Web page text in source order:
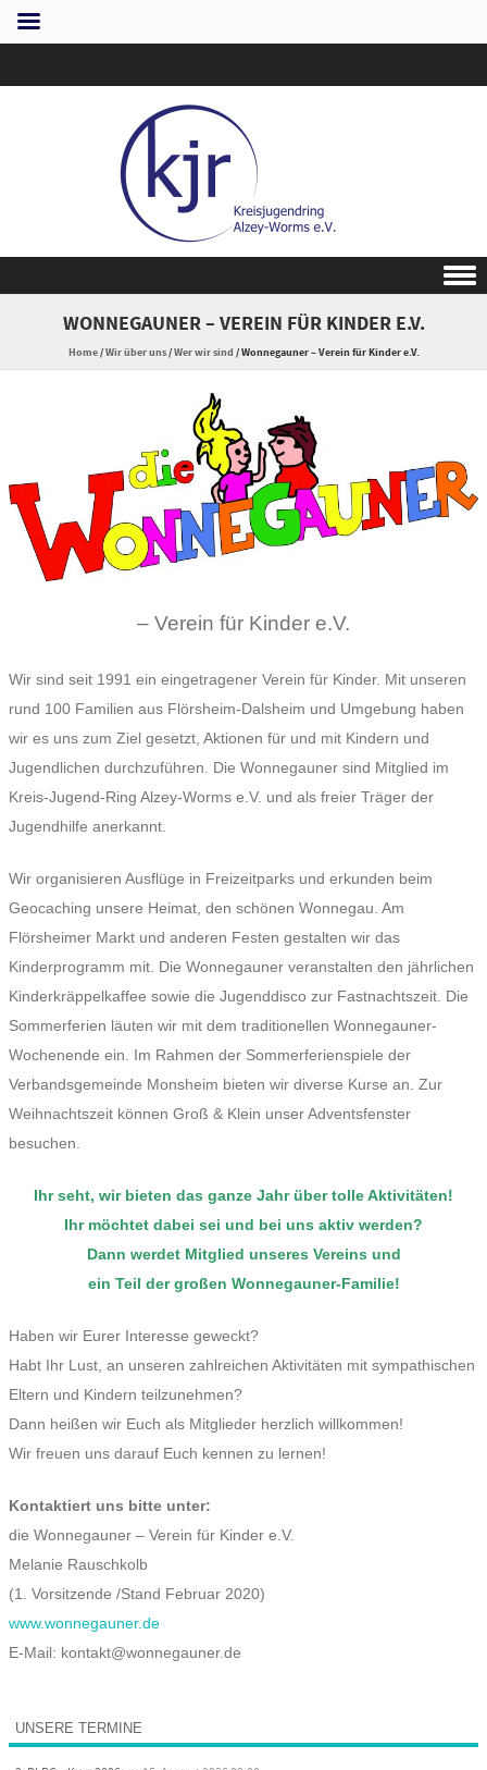
WONNEGAUNER – VEREIN FÜR KINDER E.V.
Home/Wir über uns/Wer wir sind /Wonnegauner – Verein für Kinder e.V.
– Verein für Kinder e.V.
Wir sind seit 1991 ein eingetragener Verein für Kinder. Mit unseren
rund 100 Familien aus Flörsheim-Dalsheim und Umgebung haben
wir es uns zum Ziel gesetzt, Aktionen für und mit Kindern und
Jugendlichen durchzuführen. Die Wonnegauner sind Mitglied im
Kreis-Jugend-Ring Alzey-Worms e.V. und als freier Träger der
Jugendhilfe anerkannt.
Wir organisieren Ausflüge in Freizeitparks und erkunden beim
Geocaching unsere Heimat, den schönen Wonnegau. Am
Flörsheimer Markt und anderen Festen gestalten wir das
Kinderprogramm mit. Die Wonnegauner veranstalten den jährlichen
Kinderkräppelkaffee sowie die Jugenddisco zur Fastnachtszeit. Die
Sommerferien läuten wir mit dem traditionellen Wonnegauner-
Wochenende ein. Im Rahmen der Sommerferienspiele der
Verbandsgemeinde Monsheim bieten wir diverse Kurse an. Zur
Weihnachtszeit können Groß & Klein unser Adventsfenster
besuchen.
Ihr seht, wir bieten das ganze Jahr übertolle Aktivitäten!
Ihr möchtet dabei sei und bei uns aktiv werden?
Dann werdet Mitglied unseres Vereins und
ein Teil der großen Wonnegauner-Familie!
Haben wir Eurer Interesse geweckt?
Habt Ihr Lust, an unseren zahlreichen Aktivitäten mit sympathischen
Eltern und Kindern teilzunehmen?
Dann heißen wir Euch als Mitglieder herzlich willkommen!
Wir freuen uns darauf Euch kennen zu lernen!
Kontaktiert uns bitte unter:
die Wonnegauner – Verein für Kinder e.V.
Melanie Rauschkolb
(1. Vorsitzende /Stand Februar 2020)
www.wonnegauner.de
E-Mail: kontakt@wonnegauner.de
UNSERE TERMINE